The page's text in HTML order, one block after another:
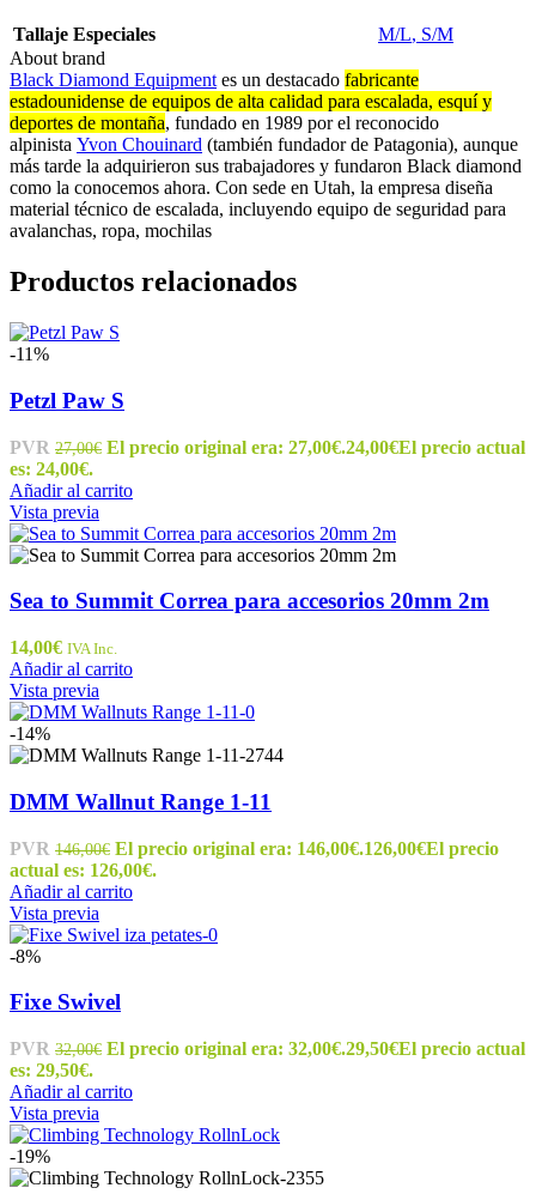
Tallaje Especiales M/L, S/M
About brand
Black Diamond Equipment es un destacado fabricante
estadounidense de equipos de alta calidad para escalada, esquí y
deportes de montaña, fundado en 1989 por el reconocido
alpinista Yvon Chouinard (también fundador de Patagonia), aunque
más tarde la adquirieron sus trabajadores y fundaron Black diamond
como la conocemos ahora. Con sede en Utah, la empresa diseña
material técnico de escalada, incluyendo equipo de seguridad para
avalanchas, ropa, mochilas
Productos relacionados
-11%
Petzl Paw S
PVR 27,00€ El precio original era: 27,00€.24,00€El precio actual
es: 24,00€.
Añadir al carrito
Vista previa
Sea to Summit Correa para accesorios 20mm 2m
14,00€ IVA Inc.
Añadir al carrito
Vista previa
-14%
DMM Wallnut Range 1-11
PVR 146,00€ El precio original era: 146,00€.126,00€El precio
actual es: 126,00€.
Añadir al carrito
Vista previa
-8%
Fixe Swivel
PVR 32,00€ El precio original era: 32,00€.29,50€El precio actual
es: 29,50€.
Añadir al carrito
Vista previa
-19%